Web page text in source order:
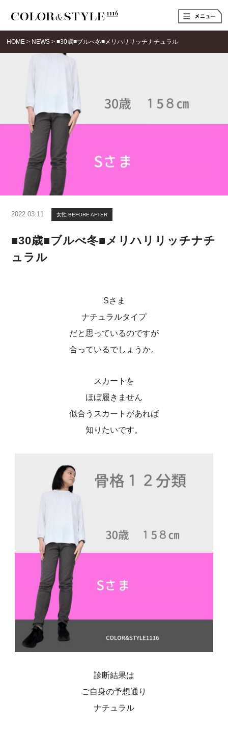
t
o
e
o
HOME > NEWS >■30歳■ブルべ冬■メリハリリッチナチュラル
2022.03.11 女性 BEFORE AFTER
■30歳■ブルべ冬■メリハリリッチナチ
ュラル
Sさま
ナチュラルタイプ
だと思っているのですが
合っているでしょうか。
スカートを
ほぼ履きません
似合うスカートがあれば
知りたいです。
診断結果は
ご自身の予想通り
ナチュラル